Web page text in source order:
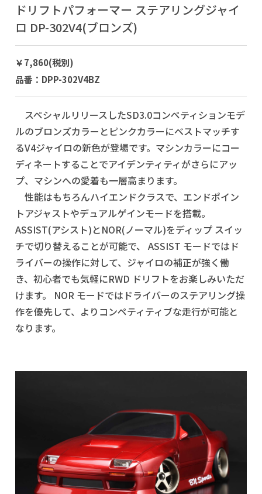
ドリフトパフォーマー ステアリングジャイ
ロ DP-302V4(ブロンズ)
￥7,860(税別)
品番：DPP-302V4BZ
スペシャルリリースしたSD3.0コンペティションモデ
ルのブロンズカラーとピンクカラーにベストマッチす
るV4ジャイロの新色が登場です。マシンカラーにコー
ディネートすることでアイデンティティがさらにアッ
プ、マシンへの愛着も一層高まります。
性能はもちろんハイエンドクラスで、エンドポイン
トアジャストやデュアルゲインモードを搭載。
ASSIST(アシスト)とNOR(ノーマル)をディップ スイッ
チで切り替えることが可能で、 ASSIST モードではド
ライバーの操作に対して、ジャイロの補正が強く働
き、初心者でも気軽にRWD ドリフトをお楽しみいただ
けます。 NOR モードではドライバーのステアリング操
作を優先して、よりコンペティティブな走行が可能と
なります。